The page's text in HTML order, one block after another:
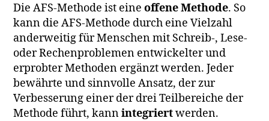
Die AFS-Methode ist eineoffene Methode. So
kann die AFS-Methode durch eine Vielzahl
anderweitig für Menschen mit Schreib-, Lese-
oder Rechenproblemen entwickelter und
erprobter Methoden ergänzt werden. Jeder
bewährte und sinnvolle Ansatz, der zur
Verbesserung einer der drei Teilbereiche der
Methode führt, kannintegriertwerden.